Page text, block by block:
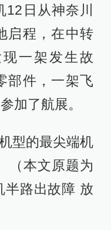
日从神奈川
启程，在中转
一架发生故
部件，一架飞
加了航展。
型的最尖端机
（本文原题为
半路出故障 放